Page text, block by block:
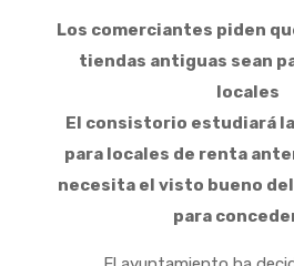
Los comerciantes piden
tiendas antiguas sean
locales
El consistorio estudiará
para locales de renta
necesita el visto bueno
para